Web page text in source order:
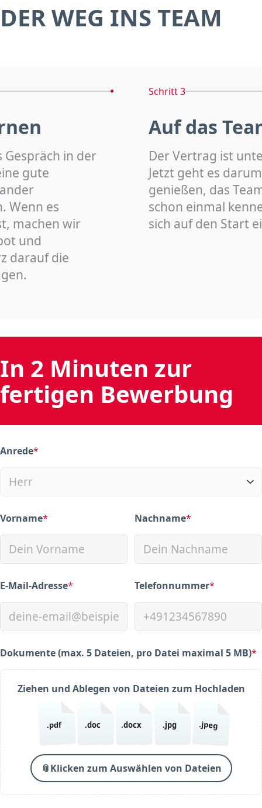
DER WEG INS TEAM
Gespräch in der
gute
Wenn es
machen wir
und
darauf die
Schritt 3
Auf das
Der Vertrag ist
Jetzt geht es
genießen, das
schon einmal
sich auf den Start
In 2 Minuten zur
fertigen Bewerbung
Anrede*
(required)
Vorname*
(required) Nachname*
(required)
E-Mail-Adresse*
(required) Telefonnummer*
(required)
Dokumente (max. 5 Dateien, pro Datei maximal 5 MB)*
(required)
Ziehen und Ablegen von Dateien zum Hochladen
.pdf .doc .docx .jpg .jpeg
📎Klicken zum Auswählen von Dateien